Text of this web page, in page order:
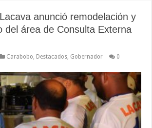
anunció remodelación y
del área de Consulta Externa
Carabobo, Destacados, Gobernador
0